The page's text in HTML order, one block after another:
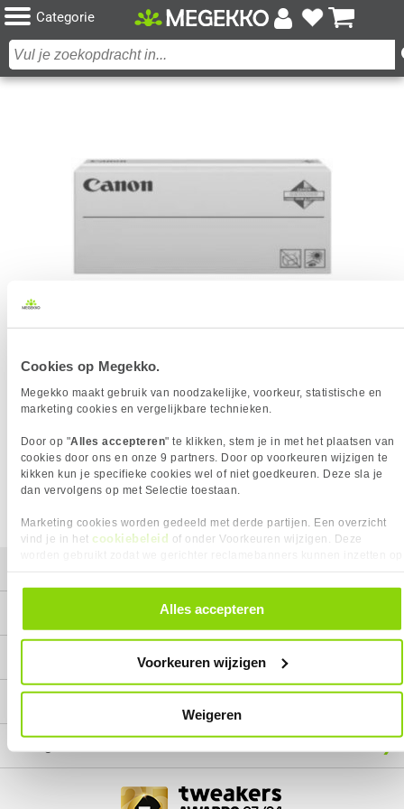
Cookies op Megekko.
Megekko maakt gebruik van noodzakelijke, voorkeur, statistische en
marketing cookies en vergelijkbare technieken.
Door op "Alles accepteren" te klikken, stem je in met het plaatsen van
cookies door ons en onze 9 partners. Door op voorkeuren wijzigen te
kikken kun je specifieke cookies wel of niet goedkeuren. Deze sla je
dan vervolgens op met Selectie toestaan.
Marketing cookies worden gedeeld met derde partijen. Een overzicht
vind je in het cookiebeleid of onder Voorkeuren wijzigen. Deze
alle cookies. Je kunt je gegeven toestemming altijd intrekken, dit doe je
door in de footer van onze website te klikken op ‘Cookievoorkeuren’
Alles accepteren
Voorkeuren wijzigen
Weigeren
Categorie
CANON 5098C002 TONERCARTRIDGE 1 STUK(S)
ORIGINEEL ZWART
Het product dat je zocht is helaas niet meer beschikbaar.
Wij doen ons uiterste best om al onze producten zo lang
mogelijk leverbaar te houden.
Helaas is dit product op dit
moment bij geen van onze leveranciers leverbaar.
We helpen je graag met een ander product uit de categorie